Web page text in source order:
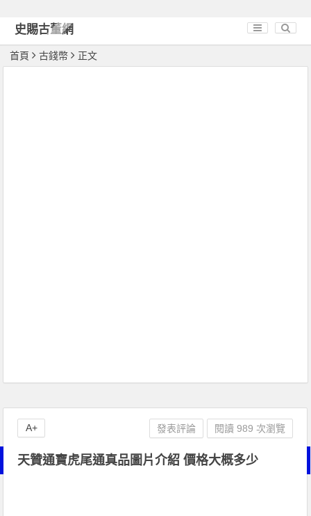
史賜古董網
首頁 古錢幣 正文
天贊通寶虎尾通真品圖片介紹 價格大概多少
發表評論 閱讀 989 次瀏覽
A+